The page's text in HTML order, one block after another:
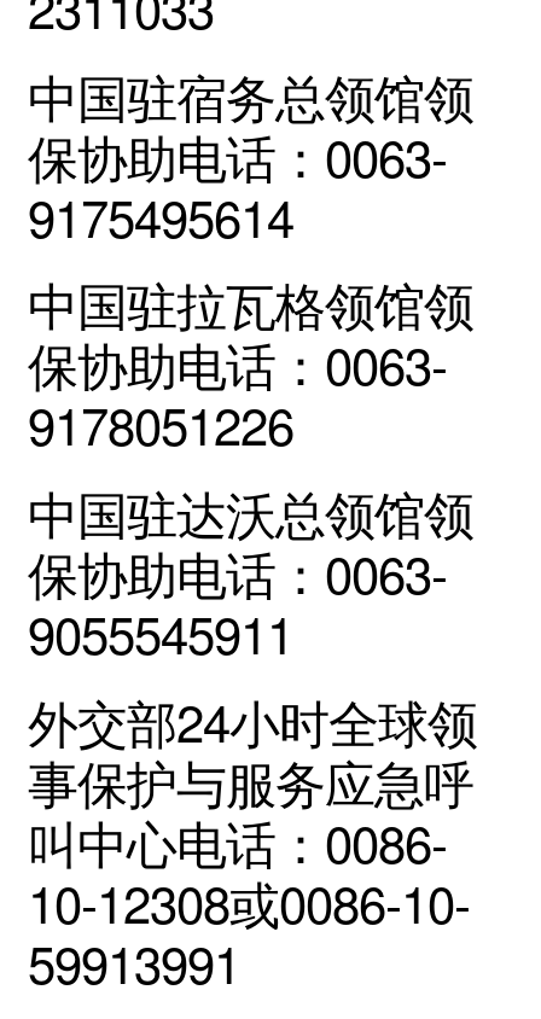
中国驻宿务总领馆领
保协助电话：0063-
9175495614
中国驻拉瓦格领馆领
保协助电话：0063-
9178051226
中国驻达沃总领馆领
保协助电话：0063-
9055545911
外交部24小时全球领
事保护与服务应急呼
叫中心电话：0086-
10-12308或0086-10-
59913991